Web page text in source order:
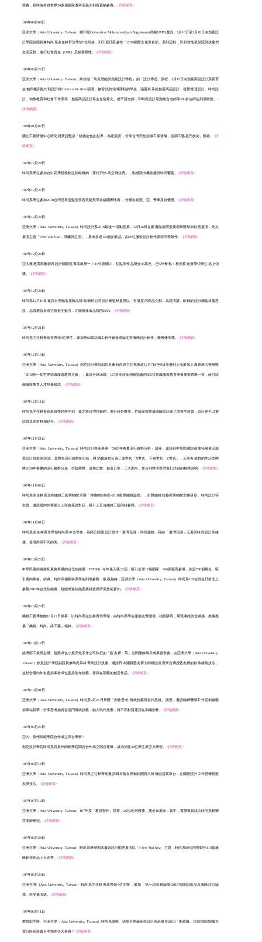
競賽，屆時有來自世界30多個國家選手至義大利羅葳納參賽。 <詳情網頁>
108年04月08日
亞洲大學（Asia University, Taiwan）獲印尼Universitas Muhammadiyah Yogyakarta(簡稱UMY)邀請，3月16日至3月20日由創意設
計學院副院長兼時尚系主任林靑玫帶領5位師生，到印尼日惹參加「2019國際文化美食節」系列活動，另到當地孤兒院與孩童們
交流互動，進行社會責任（USR）及慈善關懷。 <詳情網頁>
108年03月22日
亞洲大學（Asia University, Taiwan）跨領域「幼兒潛能與創意設計學程」的「設計傳達」課程，3月15日由創意商品設計系黃育
生老師邀請義大利設計師Lorenzo De Rosa演講，修習此跨領域課程的學生，涵蓋科系從創意商品設計、視覺傳達設計、時尚設
計、幼教教育和社會工作系等，創意商品設計系主任龍希文、楊千慧老師，和時尚設計系謝維合老師等200多位師生到場聆聽。 <
詳情網頁>
108年01月07日
國立工藝研發中心研究員黃誼甄以「植物染色的世界」為題演講，分享台灣天然染織工業發展，強調工藝是門技術、藝術。 <詳
情網頁>
107年12月28日
時尚系學生參加台中花博楷模創生館歐都納「穿行戶外-高空飛炫秀」，動感演出機能服與時尚饗宴。 <詳情網頁>
107年12月27日
時尚系學生參加2018台灣世界盃髮型美容美睫美甲紋繡國際比賽， 分獲各組冠、亞、季軍及特優獎。 <詳情網頁>
107年12月26日
亞洲大學（Asia University, Taiwan）時尚設計系2018最後一場動態展，12月26日在圖書館前阿曼廣場舉辦期末動態展演，此次
展演主題「liver and live，肝臟與生活」，展出多達150套的作品，由69位服裝設計創作課程同學製作。 <詳情網頁>
107年12月26日
亞大獲教育部藝術與設計國際競賽高教第一！15件德國iF、紅點等作品獎金45萬元，已5年奪魁！校長蔡進發帶領學生北上領
獎。 <詳情網頁>
107年12月24日
時尚系12月19日邀請台灣知名服飾品牌-歐都納公司設計總監林盈恩以「有溫度的商品企劃」為題演講。歐都納設計總監林盈恩
說，品牌應該具有它無形的魅力，才能傳達出品牌的DNA。 <詳情網頁>
107年12月21日
時尚系主任林青玫等帶領4位學生，參加第66屆紡織工程年會發表論文與服飾設計創作，榮獲優等獎。 <詳情網頁>
107年12月19日
亞洲大學（Asia University, Taiwan）創意設計學院副院長兼時尚系主任林青玫12月7日至9日受邀到上海參加上海東華大學舉辦
「2018第一屆世界紡織服裝教育大會」，邀請全球26國、127所高校及相關協會的385位紡織服裝教育學者專家齊聚一堂，研討紡
織服裝教育人才培養模式。 <詳情網頁>
107年12月11日
時尚系主任林青玫老師帶領學生到「盛之華台灣竹藝館」進行校外教學，竹藝家徐暋盛講解設計除了固有的材質，設計更可以嘗
試與其他材料相結合。 <詳情網頁>
107年11月21日
亞洲大學（Asia University, Taiwan）時尚設計學系舉辦「2020年春夏流行趨勢分析」講座，邀請到中華民國紡織業拓展會邱瑜
蓉設計師前來演講。其對於流行趨勢的分析，將消費族群分為三個世代「X世代、千禧世代、Z世代」，又依各族群的生活型態
將2020年春夏的流行趨勢分為「抒藝釋壓、違和幻實、創造日常」三大面向，並分別對同學們進行詳細的解釋說明。 <詳情網頁>
107年11月06日
時尚系主任林青玫在纖維工藝博物館承辦「博物館&時尚-2018國際纖維論壇」，針對纖維技藝與博物館文物研發、時尚設計等
主題，邀請國內外專業人士與會座談對話，吸引上百位纖維工藝同好參與。 <詳情網頁>
107年11月01日
時尚系主任林青玫帶領時尚系28位學生，為阿公阿嬤設計製作「臺灣花磚」時尚服飾，藉由「臺灣花磚」元素與時尚設計的碰
撞，發現與眾不同的美。 <詳情網頁>
107年10月26日
中華民國紡織業拓展會舉辦的台北紡織展（TITAS）今年邁入第22屆，吸引全球12個國家、456家廠商參展，共設760個展位，吸
引國內業者、紡織、時尚等相關科系學生到場參觀，氣氛熱絡；亞洲大學（Asia University, Taiwan）時尚系105位師生日前北上
參觀2018年台北紡織展，盼能增進紡織產業科技與研究技術新知。 <詳情網頁>
107年10月23日
纖維工藝博物館10月17日揭幕，以時尚系主任林青玫帶領，由時尚系學生服裝走秀開場，相當吸睛，展現纖維的交織感，推廣推
廣「纖維、時尚、綠工藝」精神。 <詳情網頁>
107年10月18日
經濟部工業局主辦、苗栗卓也小屋天然手作公司執行的「藍友禪・茶」空間服飾展示成果發表會，由亞洲大學（Asia University,
Taiwan）創意設計學院副院長兼時尚系林青玫設計規畫，邀請日本國寶藍友禪大師橋詰清實來台傳授藍友禪的特殊繪製技法，
並結合國內知名藍染業者卓也藍染染布技藝，發揮在茶藝的創意作品。 <詳情網頁>
107年10月01日
亞洲大學（Asia University, Taiwan）時尚系9月26日舉辦「創作思考-傳統技藝與當代思維」講座，邀請鐵網珊瑚工作室刺繡藝
術家粘碧華，分享思考如何從這門傳統技藝，融入現代元素，將不同材質運用在刺繡創作。 <詳情網頁>
107年09月25日
亞大、泉州師範學院合作成立閩台專班！
創意設計學院時尚系與泉州師範學院閩台合作成立閩台專班，成功招收38位學生來亞大研習。 <詳情網頁>
107年09月18日
亞洲大學（Asia University, Taiwan）時尚系主任林青玫邀請日本藍友禪創始國寶大師橋詰清實來台，在國際設計工作營傳授藍
友禪技法。 <詳情網頁>
107年07月12日
亞洲大學（Asia University, Taiwan）107年度「教具製作」競賽，26位老師獲獎，獎金10萬元；其中，實體教具組由時尚系林卿
慧老師奪冠。 <詳情網頁>
107年06月28日
亞洲大學（Asia University, Taiwan）時尚系舉辦期末服裝設計動態展演以「I Sew·You Saw」主題，時尚系80位同學製作114套服
飾創作作品上台走秀。 <詳情網頁>
107年06月20日
亞洲大學（Asia University, Taiwan）時尚系主任林青玫帶領4位同學，參加「第十屆海峽論壇‧2018智能紡織品及服飾設計論
壇」與受邀演講。 <詳情網頁>
107年06月11日
教育部主辦、亞洲大學（Asia University, Taiwan）時尚系協辦、清華大學藝術與設計系承辦的2018「由你瘋」UNIFORM制服大
賞分區座談會台中場在亞大舉辦！ <詳情網頁>